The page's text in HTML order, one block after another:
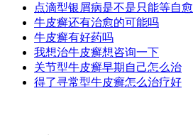
点滴型银屑病是不是只能等自愈
牛皮癣还有治愈的可能吗
牛皮癣有好药吗
我想治牛皮癣想咨询一下
关节型牛皮癣早期自己怎么治
得了寻常型牛皮癣怎么治疗好